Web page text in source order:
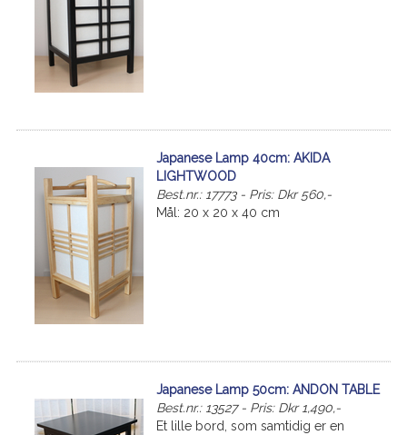
Japanese Lamp 40cm: AKIDA
LIGHTWOOD
Best.nr.: 17773 - Pris: Dkr 560,-
Mål: 20 x 20 x 40 cm
Japanese Lamp 50cm: ANDON TABLE
Best.nr.: 13527 - Pris: Dkr 1,490,-
Et lille bord, som samtidig er en